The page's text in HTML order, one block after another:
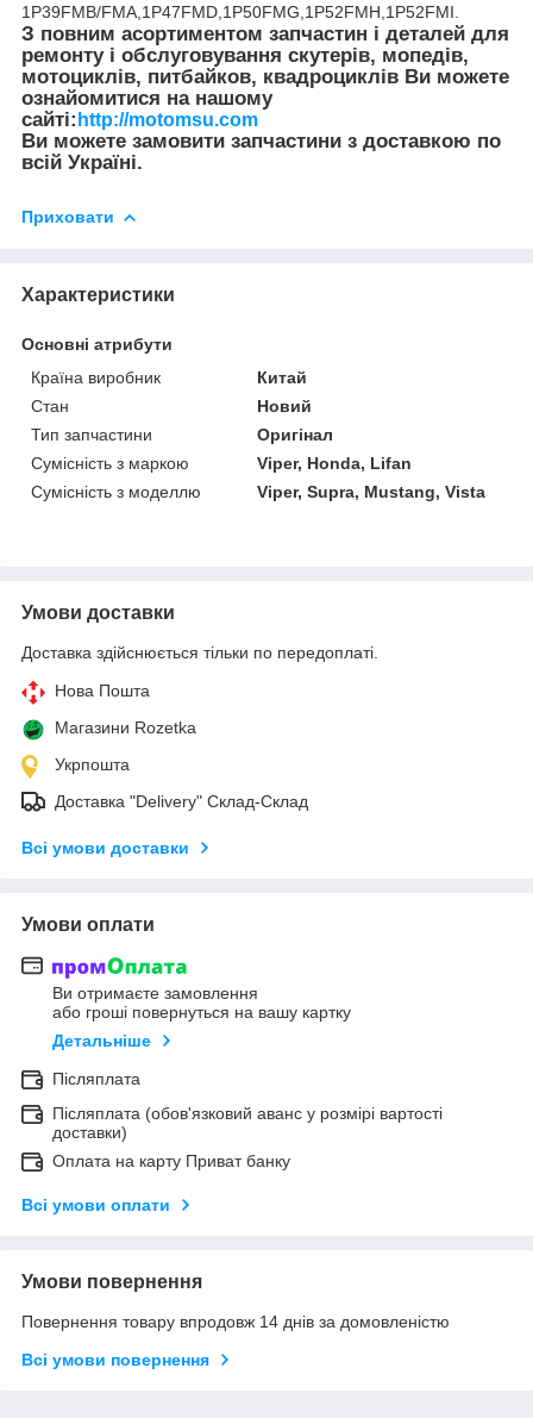
1P39FMB/FMA,1P47FMD,1P50FMG,1P52FMH,1P52FMI.
З повним асортиментом запчастин і деталей для
ремонту і обслуговування скутерів, мопедів,
мотоциклів, питбайков, квадроциклів Ви можете
ознайомитися на нашому
сайті: http://motomsu.com
Ви можете замовити запчастини з доставкою по
всій Україні.
Приховати
Характеристики
Основні атрибути
Країна виробник
Китай
Стан
Новий
Тип запчастини
Оригінал
Сумісність з маркою
Viper, Honda, Lifan
Сумісність з моделлю
Viper, Supra, Mustang, Vista
Умови доставки
Доставка здійснюється тільки по передоплаті.
Нова Пошта
Магазини Rozetka
Укрпошта
Доставка "Delivery" Склад-Склад
Всі умови доставки
Умови оплати
Ви отримаєте замовлення
або гроші повернуться на вашу картку
Детальніше
Післяплата
Післяплата (обов'язковий аванс у розмірі вартості
доставки)
Оплата на карту Приват банку
Всі умови оплати
Умови повернення
Повернення товару впродовж 14 днів за домовленістю
Всі умови повернення